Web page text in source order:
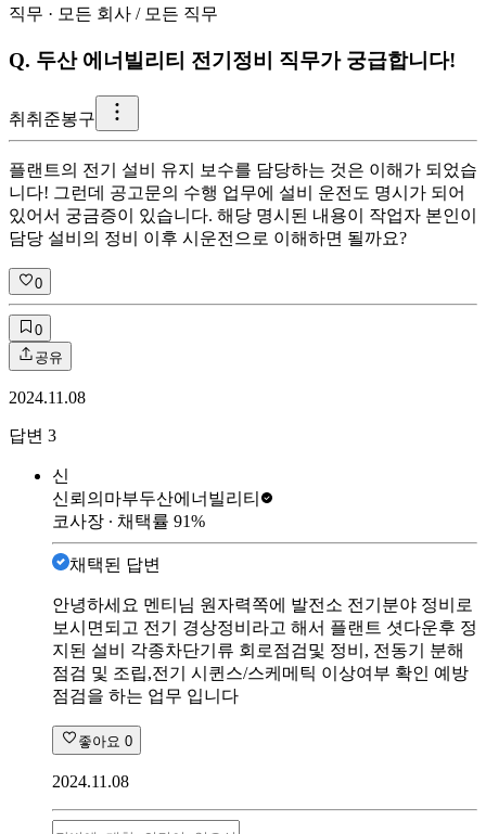
직무 · 모든 회사 / 모든 직무
Q. 두산 에너빌리티 전기정비 직무가 궁급합니다!
취 취준봉구
플랜트의 전기 설비 유지 보수를 담당하는 것은 이해가 되었습
니다! 그런데 공고문의 수행 업무에 설비 운전도 명시가 되어
있어서 궁금증이 있습니다. 해당 명시된 내용이 작업자 본인이
담당 설비의 정비 이후 시운전으로 이해하면 될까요?
0
0
공유
2024.11.08
답변 3
신
신뢰의마부두산에너빌리티
코사장 ∙ 채택률 91%
채택된 답변
안녕하세요 멘티님 원자력쪽에 발전소 전기분야 정비로
보시면되고 전기 경상정비라고 해서 플랜트 셧다운후 정
지된 설비 각종차단기류 회로점검및 정비, 전동기 분해
점검 및 조립,전기 시퀸스/스케메틱 이상여부 확인 예방
점검을 하는 업무 입니다
좋아요 0
2024.11.08